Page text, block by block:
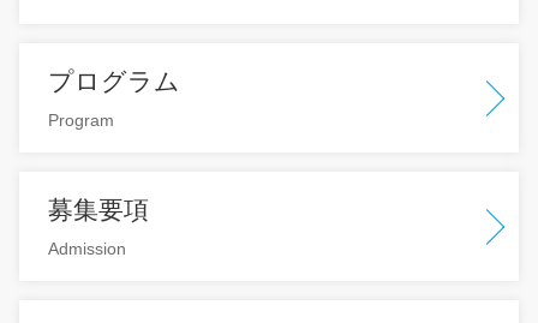
プログラム
Program
募集要項
Admission